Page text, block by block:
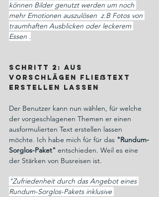
können Bilder genutzt werden um noch
mehr Emotionen auszulösen  z.B Fotos von
traumhaften Ausblicken oder leckerem
Essen .
Schritt 2: Aus
Vorschlägen Fließtext
erstellen lassen
Der Benutzer kann nun wählen, für welche
der vorgeschlagenen Themen er einen
ausformulierten Text erstellen lassen
möchte. Ich habe mich für für das "Rundum-
Sorglos-Paket" entschieden. Weil es eine
der Stärken von Busreisen ist.
"Zufriedenheit durch das Angebot eines
Rundum-Sorglos-Pakets inklusive